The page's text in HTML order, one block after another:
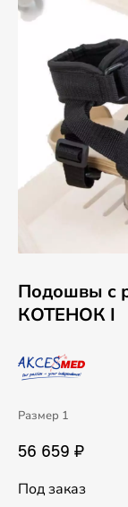
Подошвы с
КОТЕНОК I
Размер 1
56 659 ₽
Под заказ